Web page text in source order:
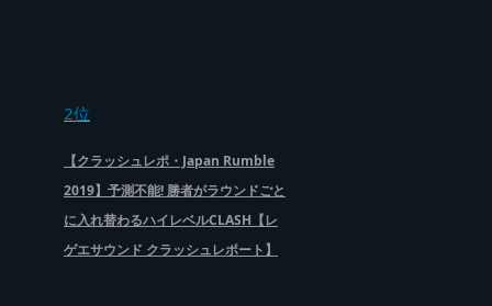
2位
【クラッシュレポ・Japan Rumble
2019】予測不能! 勝者がラウンドごと
に入れ替わるハイレベルCLASH【レ
ゲエサウンド クラッシュレポート】